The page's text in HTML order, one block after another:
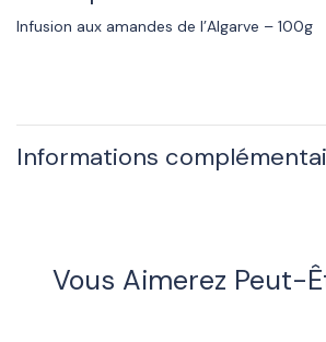
Infusion aux amandes de l’Algarve – 100g
Informations
Vous Aimerez Peut-